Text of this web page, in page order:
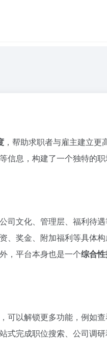
，帮助求职者与雇主建立更
信息，构建了一个独特的
司文化、管理层、福利待
奖金、附加福利等具体构
，平台本身也是一个综合
可以解锁更多功能，例如
完成职位搜索、公司调研